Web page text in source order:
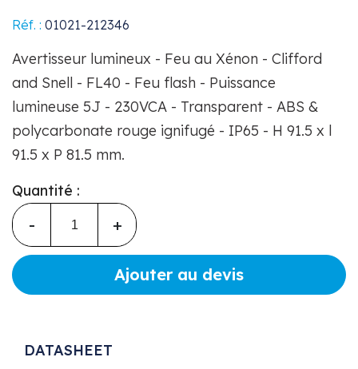
Réf. : 01021-212346
Avertisseur lumineux - Feu au Xénon - Clifford
and Snell - FL40 - Feu flash - Puissance
lumineuse 5J - 230VCA - Transparent - ABS &
polycarbonate rouge ignifugé - IP65 - H 91.5 x l
91.5 x P 81.5 mm.
Quantité :
- +
Ajouter au devis
DATASHEET